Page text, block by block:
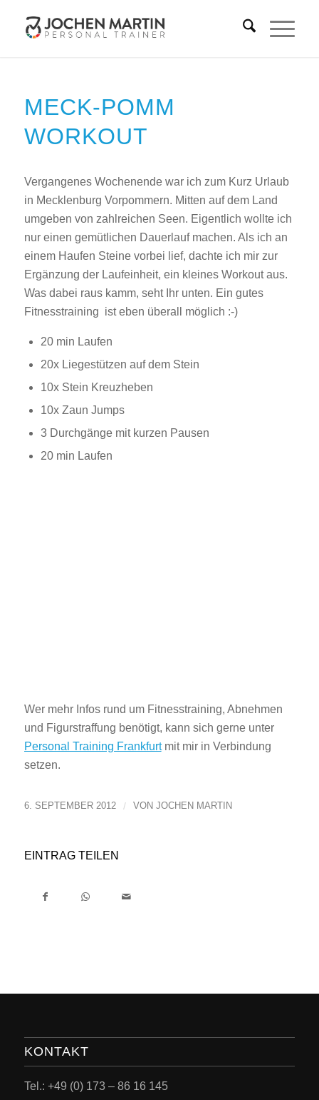
MECK-POMM
WORKOUT
Vergangenes Wochenende war ich zum Kurz Urlaub
in Mecklenburg Vorpommern. Mitten auf dem Land
umgeben von zahlreichen Seen. Eigentlich wollte ich
nur einen gemütlichen Dauerlauf machen. Als ich an
einem Haufen Steine vorbei lief, dachte ich mir zur
Ergänzung der Laufeinheit, ein kleines Workout aus.
Was dabei raus kamm, seht Ihr unten. Ein gutes
Fitnesstraining ist eben überall möglich :-)
20 min Laufen
20x Liegestützen auf dem Stein
10x Stein Kreuzheben
10x Zaun Jumps
3 Durchgänge mit kurzen Pausen
20 min Laufen
Wer mehr Infos rund um Fitnesstraining, Abnehmen
und Figurstraffung benötigt, kann sich gerne unter
Personal Training Frankfurtmit mir in Verbindung
setzen.
6. SEPTEMBER 2012 / VON JOCHEN MARTIN
EINTRAG TEILEN
KONTAKT
Tel.: +49 (0) 173 – 86 16 145